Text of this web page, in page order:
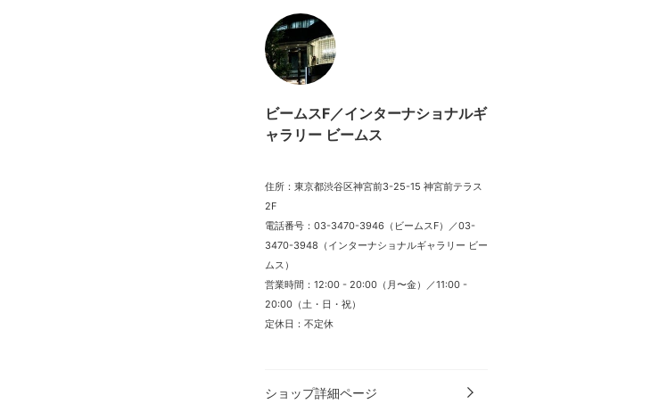
ビームスF／インターナショナルギ
ャラリー ビームス
住所：東京都渋谷区神宮前3-25-15 神宮前テラス
2F
電話番号：03-3470-3946（ビームスF）／03-
3470-3948（インターナショナルギャラリー ビー
ムス）
営業時間：12:00 - 20:00（月〜金）／11:00 -
20:00（土・日・祝）
定休日：不定休
ショップ詳細ページ